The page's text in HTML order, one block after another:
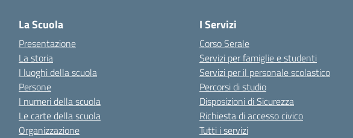
La Scuola
Presentazione
La storia
I luoghi della scuola
Persone
I numeri della scuola
Le carte della scuola
Organizzazione
I Servizi
Corso Serale
Servizi per famiglie e studenti
Servizi per il personale scolastico
Percorsi di studio
Disposizioni di Sicurezza
Richiesta di accesso civico
Tutti i servizi